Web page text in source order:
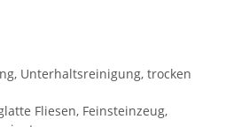
Unterhaltsreinigung, trocken
Fliesen, Feinsteinzeug,